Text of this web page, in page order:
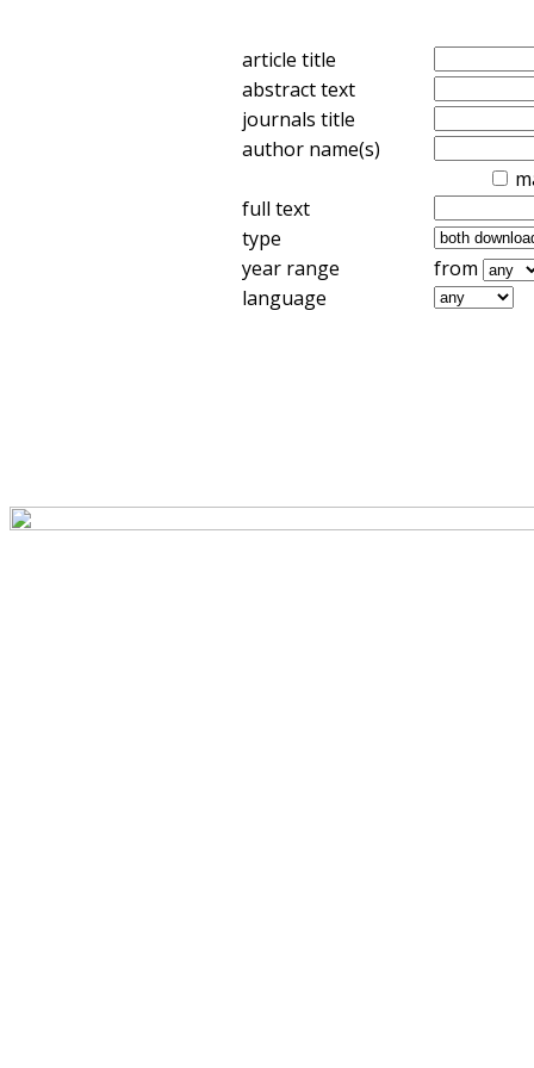
article title
abstract text
journals title
author name(s)
full text
type
year range
from
language